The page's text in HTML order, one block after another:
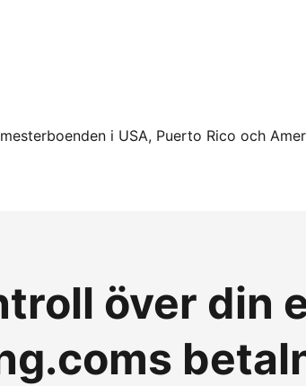
i USA, Puerto Rico och
över din